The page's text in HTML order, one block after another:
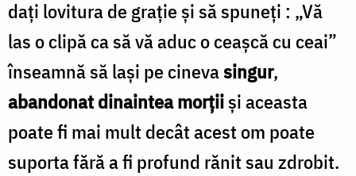
daţi lovitura de graţie şi să spuneţi : „Vă
las o clipă ca să vă aduc o ceaşcă cu ceai”
înseamnă să laşi pe cinevasingur,
abandonat dinaintea morţiişi aceasta
poate fi mai mult decât acest om poate
suporta fără a fi profund rănit sau zdrobit.